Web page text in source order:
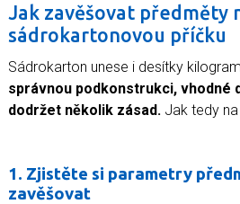
Jak zavěšovat předměty
sádrokartonovou příčku
Sádrokarton unese i desítky
správnou podkonstrukci, vhodné
dodržet několik zásad. Jak tedy
1. Zjistěte si parametry
zavěšovat